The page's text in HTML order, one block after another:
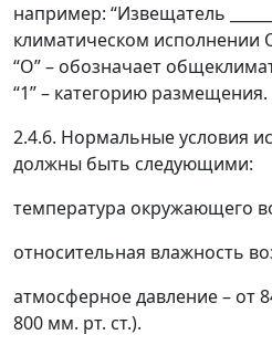
например: “Извещатель
климатическом исполнении
“О”– обозначает
“1”– категорию размещения.
2.4.6. Нормальные условия
должны быть следующими:
температура окружающего
относительная влажность
атмосферное давление– от
800 мм. рт. ст.).